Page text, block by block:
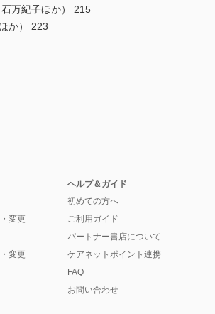
万紀子ほか） 215
か） 223
変更
変更
ヘルプ＆ガイド
初めての方へ
ご利用ガイド
パートナー書店について
ケアネットポイント連携
FAQ
お問い合わせ